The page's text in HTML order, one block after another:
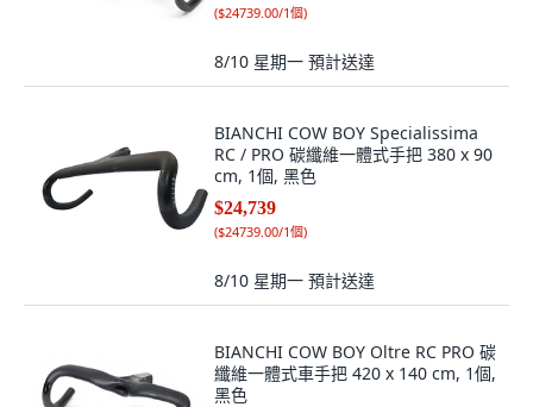
($24739.00/1個)
8/10 星期一 預計送達
BIANCHI COW BOY Specialissima
RC / PRO 碳纖維一體式手把 380 x 90
cm, 1個, 黑色
$24,739
($24739.00/1個)
8/10 星期一 預計送達
BIANCHI COW BOY Oltre RC PRO 碳
纖維一體式車手把 420 x 140 cm, 1個,
黑色